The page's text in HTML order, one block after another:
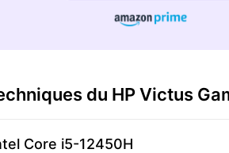
du HP Victus
Core i5-12450H